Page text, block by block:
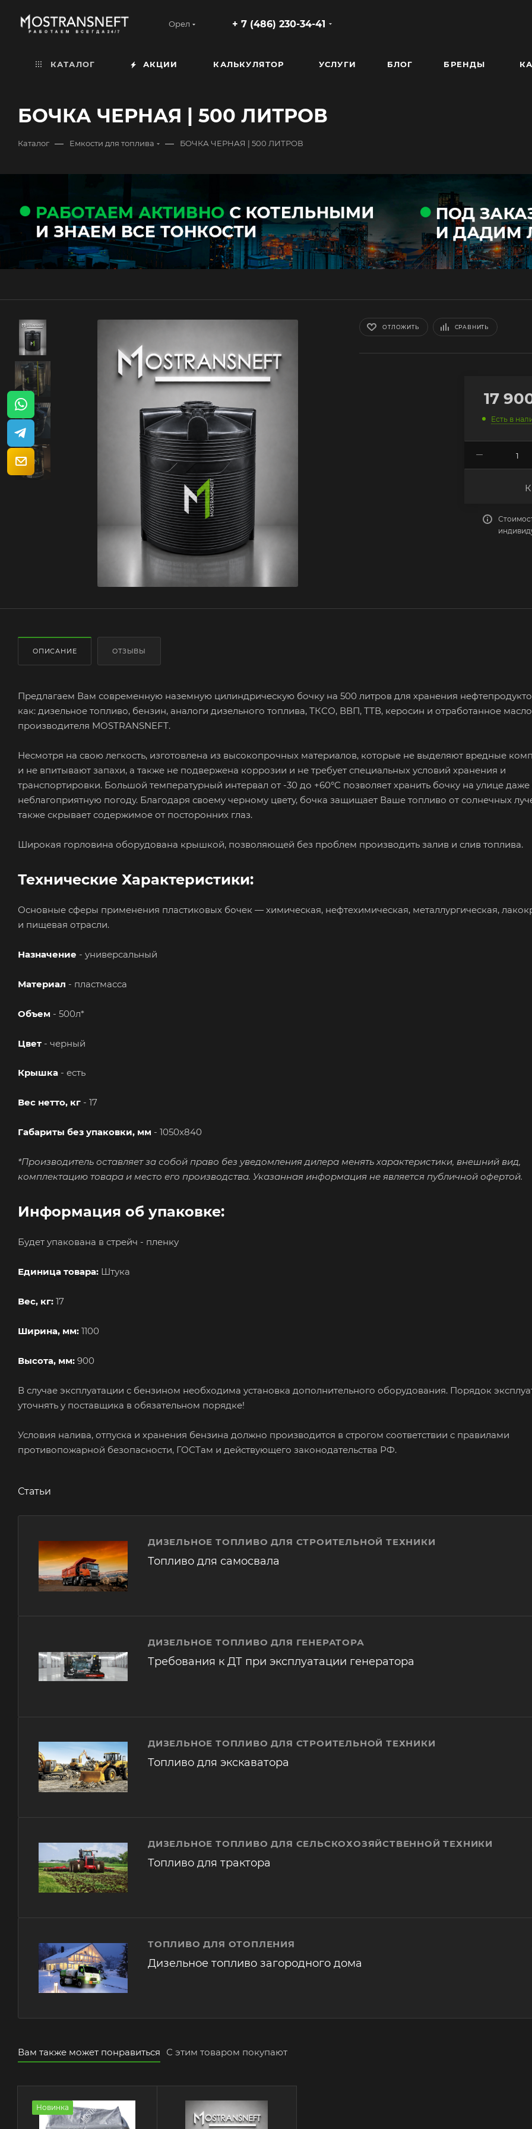
Орел + 7 (486) 230-34-41
КАТАЛОГ АКЦИИ КАЛЬКУЛЯТОР УСЛУГИ БЛОГ БРЕНДЫ
БОЧКА ЧЕРНАЯ | 500 ЛИТРОВ
Каталог — Емкости для топлива — БОЧКА ЧЕРНАЯ | 500 ЛИТРОВ
ОТЛОЖИТЬ СРАВНИТЬ
17
Есть в
ОПИСАНИЕ ОТЗЫВЫ
Предлагаем Вам современную наземную цилиндрическую бочку на 500 литров для хранения
как: дизельное топливо, бензин, аналоги дизельного топлива, ТКСО, ВВП, ТТВ, керосин и отработанное
производителя MOSTRANSNEFT.
Несмотря на свою легкость, изготовлена из высокопрочных материалов, которые не выделяют вредные
и не впитывают запахи, а также не подвержена коррозии и не требует специальных условий хранения и
транспортировки. Большой температурный интервал от -30 до +60°C позволяет хранить бочку на улице
неблагоприятную погоду. Благодаря своему черному цвету, бочка защищает Ваше топливо от солнечных
также скрывает содержимое от посторонних глаз.
Широкая горловина оборудована крышкой, позволяющей без проблем производить залив и слив топлива.
Технические Характеристики:
Основные сферы применения пластиковых бочек — химическая, нефтехимическая, металлургическая,
и пищевая отрасли.
Назначение - универсальный
Материал - пластмасса
Объем - 500л*
Цвет - черный
Крышка - есть
Вес нетто, кг - 17
Габариты без упаковки, мм - 1050х840
*Производитель оставляет за собой право без уведомления дилера менять характеристики, внешний вид,
комплектацию товара и место его производства. Указанная информация не является публичной офертой.
Информация об упаковке:
Будет упакована в стрейч - пленку
Единица товара: Штука
Вес, кг: 17
Ширина, мм: 1100
Высота, мм: 900
В случае эксплуатации с бензином необходима установка дополнительного оборудования. Порядок
уточнять у поставщика в обязательном порядке!
Условия налива, отпуска и хранения бензина должно производится в строгом соответствии с правилами
противопожарной безопасности, ГОСТам и действующего законодательства РФ.
Статьи
ДИЗЕЛЬНОЕ ТОПЛИВО ДЛЯ СТРОИТЕЛЬНОЙ ТЕХНИКИ
Топливо для самосвала
ДИЗЕЛЬНОЕ ТОПЛИВО ДЛЯ ГЕНЕРАТОРА
Требования к ДТ при эксплуатации генератора
ДИЗЕЛЬНОЕ ТОПЛИВО ДЛЯ СТРОИТЕЛЬНОЙ ТЕХНИКИ
Топливо для экскаватора
ДИЗЕЛЬНОЕ ТОПЛИВО ДЛЯ СЕЛЬСКОХОЗЯЙСТВЕННОЙ ТЕХНИКИ
Топливо для трактора
ТОПЛИВО ДЛЯ ОТОПЛЕНИЯ
Дизельное топливо загородного дома
Вам также может понравиться С этим товаром покупают
Новинка